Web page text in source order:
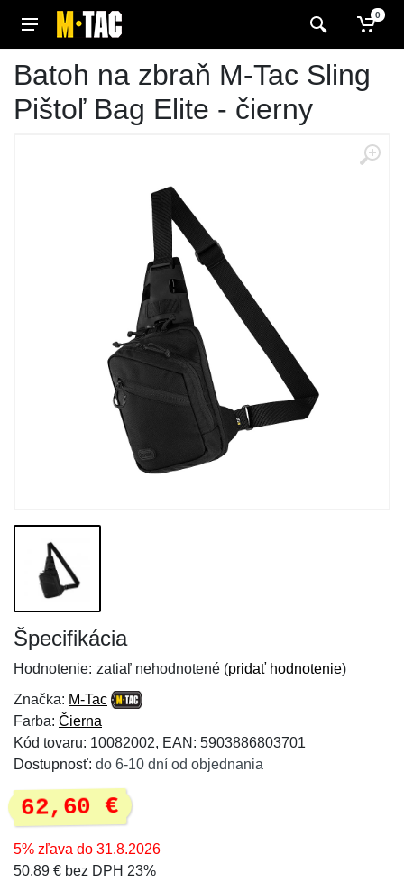
0
Batoh na zbraň M-Tac Sling
Pištoľ Bag Elite - čierny
Špecifikácia
Hodnotenie: zatiaľ nehodnotené (pridať hodnotenie)
Značka: M-Tac
Farba: Čierna
Kód tovaru: 10082002, EAN: 5903886803701
Dostupnosť: do 6-10 dní od objednania
62,60 €
5% zľava do 31.8.2026
50,89 € bez DPH 23%